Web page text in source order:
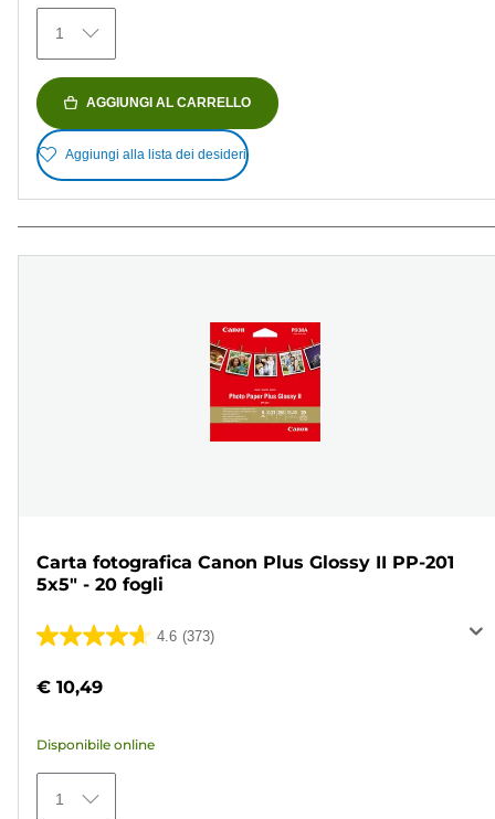
recensioni
1
AGGIUNGI AL CARRELLO
Aggiungi alla lista dei desideri
Carta fotografica Canon Plus Glossy II PP-201
5x5" - 20 fogli
4.6 (373)
4.6
5
373
recensioni
€ 10,49
Disponibile online
1